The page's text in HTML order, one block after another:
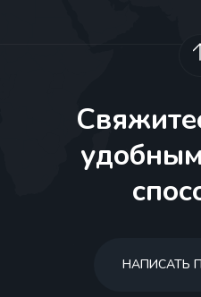
НАПИСАТЬ